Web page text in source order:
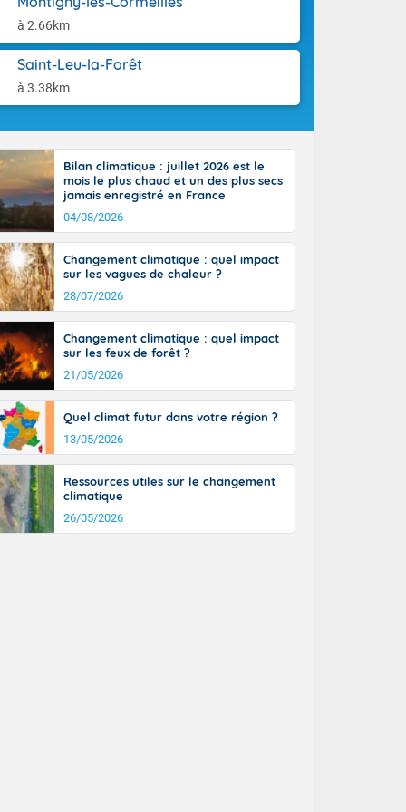
à 2.66km
Saint-Leu-la-Forêt
à 3.38km
du pays en
sur la
la chaine
par
km/h. Les
degrés
avec 34 à
et 39 à 40
Aquitaine,
de-
sont
sont
un peu
du pays en
Des
le Jura et
de
et
sur le
en
h. Côté
entre
en Anjou.
pointes
Bilan climatique : juillet 2026 est le
mois le plus chaud et un des plus secs
jamais enregistré en France
04/08/2026
Changement climatique : quel impact
sur les vagues de chaleur ?
28/07/2026
Changement climatique : quel impact
sur les feux de forêt ?
21/05/2026
Quel climat futur dans votre région ?
13/05/2026
Ressources utiles sur le changement
climatique
26/05/2026